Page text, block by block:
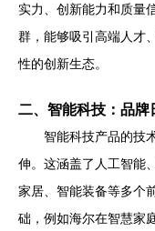
实力、创新能力和质量
群，能够吸引高端人才
性的创新生态。
二、智能科技：品
智能科技产品的技
伸。这涵盖了人工智能
家居、智能装备等多个
础，例如海尔在智慧家